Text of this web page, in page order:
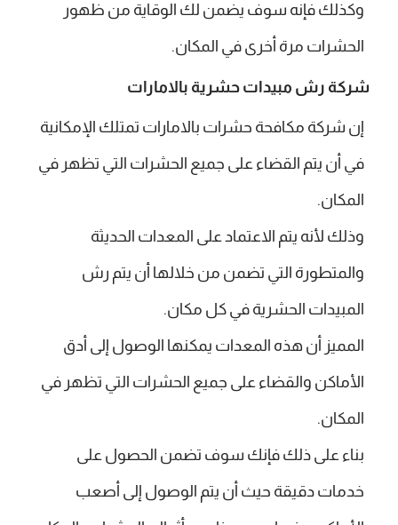
وكذلك فإنه سوف يضمن لك الوقاية من ظهور
الحشرات مرة أخرى في المكان.
شركة رش مبيدات حشرية بالامارات
إن شركة مكافحة حشرات بالامارات تمتلك الإمكانية
في أن يتم القضاء على جميع الحشرات التي تظهر في
المكان.
وذلك لأنه يتم الاعتماد على المعدات الحديثة
والمتطورة التي تضمن من خلالها أن يتم رش
المبيدات الحشرية في كل مكان.
المميز أن هذه المعدات يمكنها الوصول إلى أدق
الأماكن والقضاء على جميع الحشرات التي تظهر في
المكان.
بناء على ذلك فإنك سوف تضمن الحصول على
خدمات دقيقة حيث أن يتم الوصول إلى أصعب